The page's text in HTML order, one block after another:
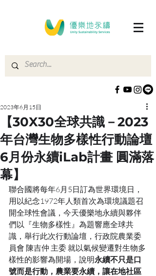
【30X30全球共識－2023
年台灣生物多樣性行動論壇
6月份永續iLab計畫 圓滿落
幕】
2023年6月15日
聯合國將每年6月5日訂為世界環境日，
用以紀念1972年人類首次為環境議題召
開全球性會議，今天優樂地永續與夥伴
們以『生物多樣性』為題響應全球共
識，舉行此次行動論壇，行政院農業委
員會 陳吉仲 主委 就以氣候變遷對生物多
樣性的影響為開場，說明永續不只是口
號而是行動，農業要永續，讓在地社區